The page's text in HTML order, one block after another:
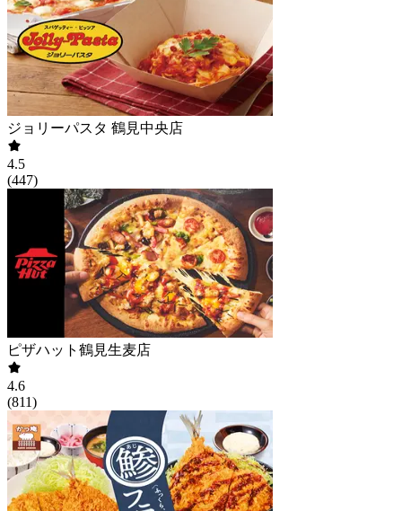
ジョリーパスタ 鶴見中央店
4.5
(447)
ピザハット鶴見生麦店
4.6
(811)